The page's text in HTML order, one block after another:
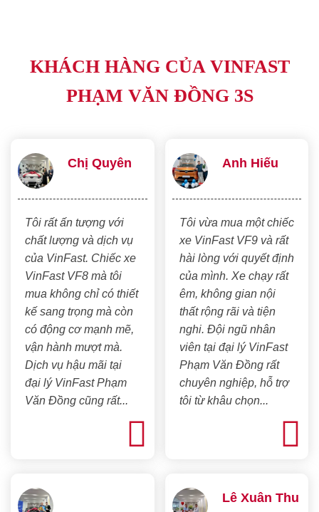
KHÁCH HÀNG CỦA VINFAST
PHẠM VĂN ĐỒNG 3S
Chị Quyên
Tôi rất ấn tượng với
chất lượng và dịch vụ
của VinFast. Chiếc xe
VinFast VF8 mà tôi
mua không chỉ có thiết
kế sang trọng mà còn
có động cơ mạnh mẽ,
vận hành mượt mà.
Dịch vụ hậu mãi tại
đại lý VinFast Phạm
Văn Đồng cũng rất...
Anh Hiếu
Tôi vừa mua một chiếc
xe VinFast VF9 và rất
hài lòng với quyết định
của mình. Xe chạy rất
êm, không gian nội
thất rộng rãi và tiện
nghi. Đội ngũ nhân
viên tại đại lý VinFast
Phạm Văn Đồng rất
chuyên nghiệp, hỗ trợ
tôi từ khâu chọn...
Lê Xuân Thu